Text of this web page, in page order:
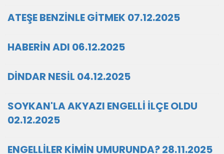
ATEŞE BENZİNLE GİTMEK 07.12.2025
HABERİN ADI 06.12.2025
DİNDAR NESİL 04.12.2025
SOYKAN'LA AKYAZI ENGELLİ İLÇE OLDU
02.12.2025
ENGELLİLER KİMİN UMURUNDA? 28.11.2025